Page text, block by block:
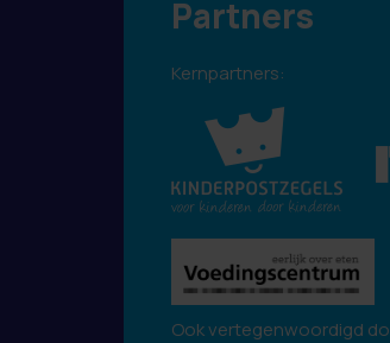
Partners
Kernpartners:
Ook vertegenwoordigd